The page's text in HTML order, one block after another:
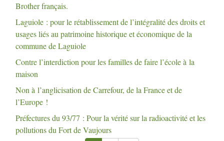
Brother français.
Laguiole : pour le rétablissement de l’intégralité des droits et
usages liés au patrimoine historique et économique de la
commune de Laguiole
Contre l’interdiction pour les familles de faire l’école à la
maison
Non à l’anglicisation de Carrefour, de la France et de
l’Europe !
Préfectures du 93/77 : Pour la vérité sur la radioactivité et les
pollutions du Fort de Vaujours